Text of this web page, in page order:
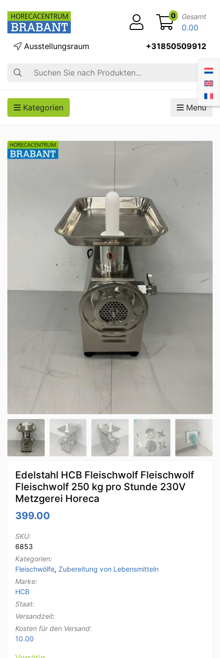
Suche
Ausstellungsraum +31850509912
0 Gesamt
0.00
Kategorien Menü
Edelstahl HCB Fleischwolf Fleischwolf
Fleischwolf 250 kg pro Stunde 230V
Metzgerei Horeca
399.00
SKU:
6853
Kategorien:
Fleischwölfe, Zubereitung von Lebensmitteln
Marke:
HCB
Staat:
Versandzeit:
Kosten für den Versand:
10.00